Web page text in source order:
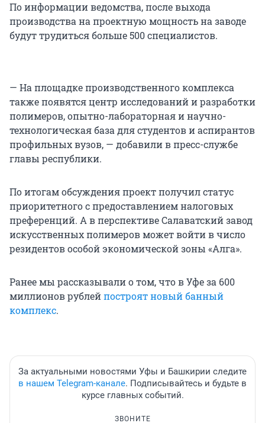
По информации ведомства, после выхода
производства на проектную мощность на заводе
будут трудиться больше 500 специалистов.
— На площадке производственного комплекса
также появятся центр исследований и разработки
полимеров, опытно-лабораторная и научно-
технологическая база для студентов и аспирантов
профильных вузов, — добавили в пресс-службе
главы республики.
По итогам обсуждения проект получил статус
приоритетного с предоставлением налоговых
преференций. А в перспективе Салаватский завод
искусственных полимеров может войти в число
резидентов особой экономической зоны «Алга».
Ранее мы рассказывали о том, что в Уфе за 600
миллионов рублейпостроят новый банный
комплекс.
За актуальными новостями Уфы и Башкирии следите
в нашем Telegram-канале. Подписывайтесь и будьте в
курсе главных событий.
ЗВОНИТЕ